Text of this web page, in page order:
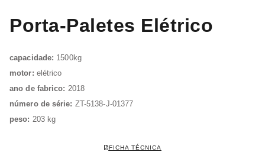
Porta-Paletes Elétrico
capacidade: 1500kg
motor: elétrico
ano de fabrico: 2018
número de série: ZT-5138-J-01377
peso: 203 kg
FICHA TÉCNICA